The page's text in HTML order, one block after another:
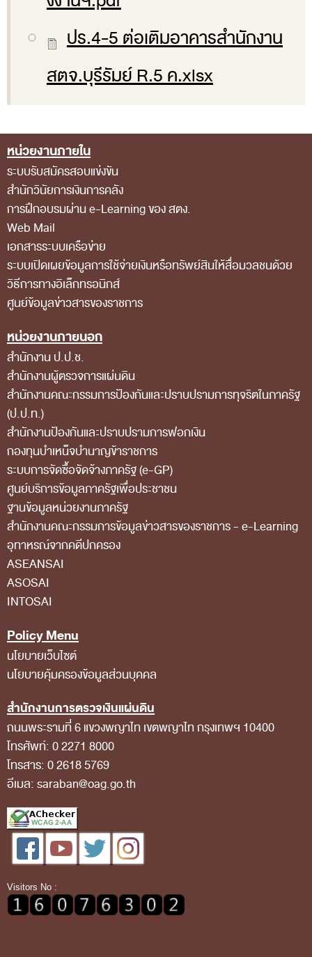
สถิติการตรวจสอบรายงานการเงิน
ข้อมูลสาธารณะ
ประกาศประกวดราคา/ราคากลาง/ขายพัสดุเสื่อม
สภาพ
สรุปผลการจัดซื้อจัดจ้าง
ข้อมูลสาระสำคัญในสัญญา
การรายงานผลการจัดซื้อจัดจ้าง หรือการจัดการ
พัสดุ
การประเมิน ITA
การป้องกันการทุจริต
การส่งเสริมความโปร่งใส
การเปิดโอกาสให้เกิดการมีส่วนร่วม
การขับเคลื่อนจริยธรรม
รายงานผลการปฏิบัติงานประจำปี
รายงานผลการดำเนินงานของ สตง.
แผน/ผลการปฏิบัติงานและการใช้จ่าย
แผนพัฒนาทรัพยากรบุคคล
รายงานการรับทรัพย์สินหรือประโยชน์อื่นใดโดย
ธรรมจรรยา
รายงานของผู้สอบบัญชีและรายงานการเงินของ สตง.
คลังความรู้
กฎหมายที่เกี่ยวข้อง
บทความ/เอกสารเผยแพร่
ภาพกิจกรรม
อินโฟกราฟิก
ตอบข้อสอบถามของหน่วยรับตรวจ
รู้รักษ์เงินแผ่นดินกับ สตง.
สื่อวีดิทิศน์
วีดิทัศน์เกี่ยวกับ สตง.
สตง.ขอบอก
ตอบข้อสอบถามตามมาตรา 57
ปร.4-5 ต่อเติมอาคารสำนักงาน
สตจ.บุรีรัมย์ R.5 ค.xlsx
Footer Menu
หน่วยงานภายใน
ระบบรับสมัครสอบแข่งขัน
สำนักวินัยการเงินการคลัง
การฝึกอบรมผ่าน e-Learning ของ สตง.
Web Mail
เอกสารระบบเครือข่าย
ระบบเปิดเผยข้อมูลการใช้จ่ายเงินหรือทรัพย์สินให้สื่อมวลชนด้วย
วิธีการทางอิเล็กทรอนิกส์
ศูนย์ข้อมูลข่าวสารของราชการ
หน่วยงานภายนอก
สำนักงาน ป.ป.ช.
สำนักงานผู้ตรวจการแผ่นดิน
สำนักงานคณะกรรมการป้องกันและปราบปรามการทุจริตในภาครัฐ
(ป.ป.ท.)
สำนักงานป้องกันและปราบปรามการฟอกเงิน
กองทุนบำเหน็จบำนาญข้าราชการ
ระบบการจัดซื้อจัดจ้างภาครัฐ (e-GP)
ศูนย์บริการข้อมูลภาครัฐเพื่อประชาชน
ฐานข้อมูลหน่วยงานภาครัฐ
สํานักงานคณะกรรมการข้อมูลข่าวสารของราชการ - e-Learning
อุทาหรณ์จากคดีปกครอง
ASEANSAI
ASOSAI
INTOSAI
Policy Menu
นโยบายเว็บไซต์
นโยบายคุ้มครองข้อมูลส่วนบุคคล
สำนักงานการตรวจเงินแผ่นดิน
ถนนพระรามที่ 6 แขวงพญาไท เขตพญาไท กรุงเทพฯ 10400
โทรศัพท์: 0 2271 8000
โทรสาร: 0 2618 5769
อีเมล: saraban@oag.go.th
Visitors No :